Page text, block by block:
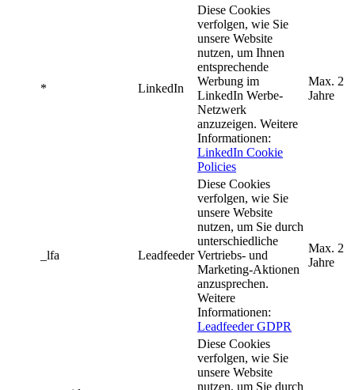
* LinkedIn
Diese Cookies
verfolgen, wie Sie
unsere Website
nutzen, um Ihnen
entsprechende
Werbung im
LinkedIn Werbe-
Netzwerk
anzuzeigen. Weitere
Informationen:
LinkedIn Cookie
Policies
Max. 2
Jahre
_lfa Leadfeeder
Diese Cookies
verfolgen, wie Sie
unsere Website
nutzen, um Sie durch
unterschiedliche
Vertriebs- und
Marketing-Aktionen
anzusprechen.
Weitere
Informationen:
Leadfeeder GDPR
Max. 2
Jahre
Diese Cookies
verfolgen, wie Sie
unsere Website
nutzen, um Sie durch